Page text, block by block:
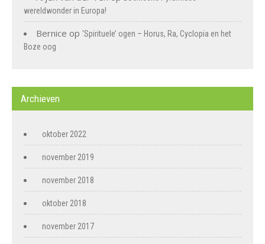
wereldwonder in Europa!
Bernice op ‘Spirituele’ ogen – Horus, Ra, Cyclopia en het
Boze oog
Archieven
oktober 2022
november 2019
november 2018
oktober 2018
november 2017